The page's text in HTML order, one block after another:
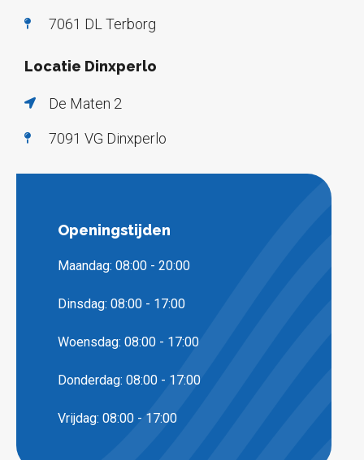
7061 DL Terborg
Locatie Dinxperlo
De Maten 2
7091 VG Dinxperlo
Openingstijden
Maandag: 08:00 - 20:00
Dinsdag: 08:00 - 17:00
Woensdag: 08:00 - 17:00
Donderdag: 08:00 - 17:00
Vrijdag: 08:00 - 17:00